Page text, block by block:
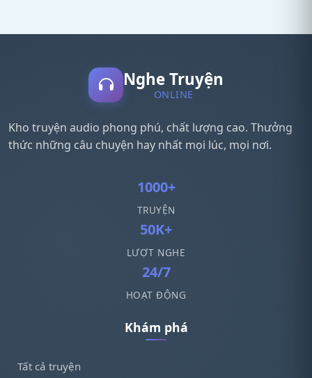
Nghe Truyện
ONLINE
Kho truyện audio phong phú, chất lượng cao. Thưởng
thức những câu chuyện hay nhất mọi lúc, mọi nơi.
1000+
TRUYỆN
50K+
LƯỢT NGHE
24/7
HOẠT ĐỘNG
Khám phá
Tất cả truyện